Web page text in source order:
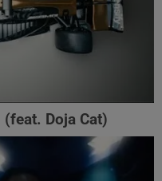
Doja Cat)